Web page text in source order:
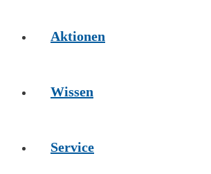
Aktionen
Wissen
Service